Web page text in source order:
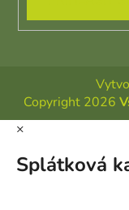
Copyright 2026
×
Splátková